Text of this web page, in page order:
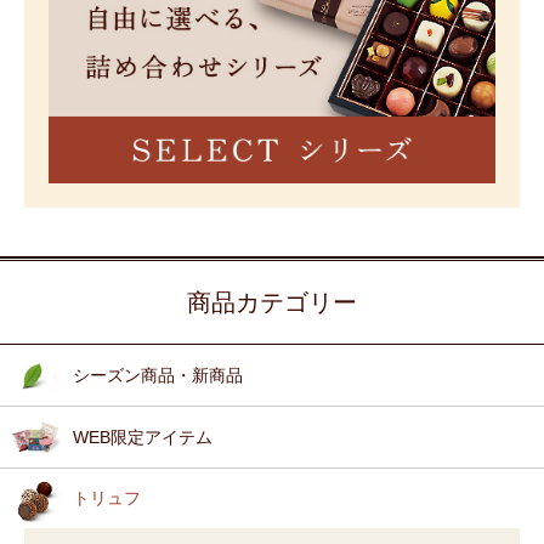
商品カテゴリー
シーズン商品・新商品
WEB限定アイテム
トリュフ